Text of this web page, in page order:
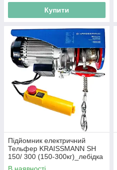
Купити
Підйомник електричний
Тельфер KRAISSMANN SH
150/ 300 (150-300кг)_лебідка